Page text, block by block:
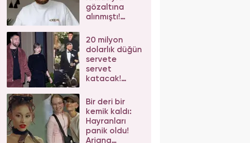
gözaltına
alınmıştı!
Tomay,
herkesten
helallik istedi
20 milyon
dolarlık düğün
servete
servet
katacak!
iş birlikleri peş
peşe geliyor
Bir deri bir
kemik kaldı:
Hayranları
panik oldu!
Ariana